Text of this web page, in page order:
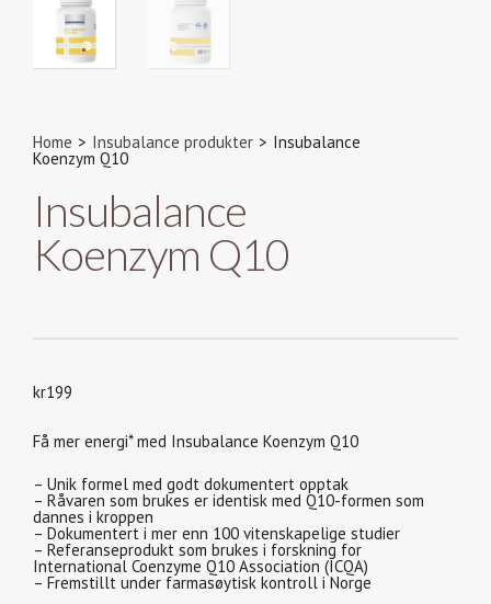
Home > Insubalance produkter > Insubalance
Koenzym Q10
Insubalance
Koenzym Q10
kr199
Få mer energi* med Insubalance Koenzym Q10
– Unik formel med godt dokumentert opptak
– Råvaren som brukes er identisk med Q10-formen som
dannes i kroppen
– Dokumentert i mer enn 100 vitenskapelige studier
– Referanseprodukt som brukes i forskning for
International Coenzyme Q10 Association (ICQA)
– Fremstillt under farmasøytisk kontroll i Norge